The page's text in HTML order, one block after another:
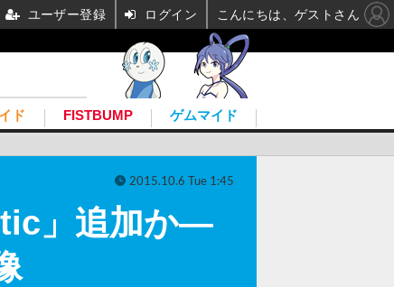
ド FISTBUMP ゲムマイド
」追加か―
2015.10.6 Tue 1:45
ユーザー登録 ログイン こんにちは、ゲストさん